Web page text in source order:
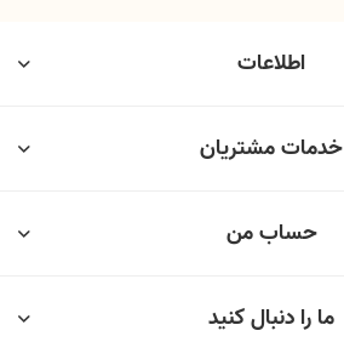
اطلاعات
خدمات مشتریان
حساب من
ما را دنبال کنید